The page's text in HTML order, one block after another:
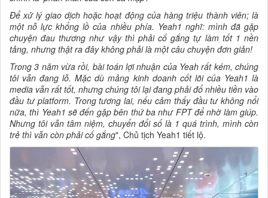
Để xử lý giao dịch hoặc hoạt động của hàng triệu thành viên; là
một nỗ lực khổng lồ của nhiều phía. Yeah1 nghĩ: mình đã gặp
chuyện đau thương như vậy thì phải cố gắng tự làm tốt 1 nền
tảng, nhưng thật ra đây không phải là một câu chuyện đơn giản!
Trong 3 năm vừa rồi, bài toán lợi nhuận của Yeah rất kém, chúng
tôi vẫn đang lỗ. Mặc dù mảng kinh doanh cốt lõi của Yeah1 là
media vẫn rất tốt, nhưng chúng tôi lại đang phải đổ nhiều tiền vào
đầu tư platform. Trong tương lai, nếu cảm thấy đầu tư không nổi
nữa, thì Yeah1 sẽ đến gặp bên thứ ba như FPT để nhờ làm giúp.
Nhưng tôi vẫn tâm niệm, chuyển đổi số là 1 quá trình, mình còn
trẻ thì vẫn còn phải cố gắng", Chủ tịch Yeah1 tiết lộ.